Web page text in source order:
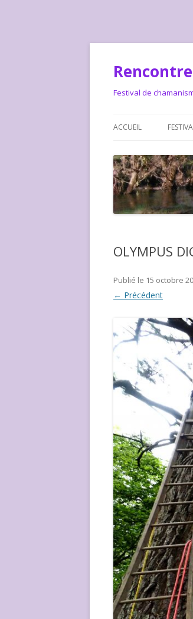
Festival de
ACCUEIL
LA CHARTE DU
LE FESTIVAL DEPUIS
SOMMES-NOUS ?
OLYMPUS
Publié le 15 octobre
← Précédent